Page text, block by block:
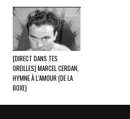
[DIRECT DANS TES
OREILLES] MARCEL CERDAN,
HYMNE À L’AMOUR (DE LA
BOXE)